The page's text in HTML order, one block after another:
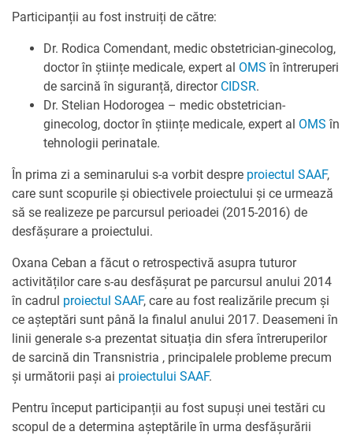
Participanții au fost instruiți de către:
Dr. Rodica Comendant, medic obstetrician-ginecolog,
doctor în științe medicale, expert al OMS în întreruperi
de sarcină în siguranță, director CIDSR.
Dr. Stelian Hodorogea – medic obstetrician-
ginecolog, doctor în științe medicale, expert al OMS în
tehnologii perinatale.
În prima zi a seminarului s-a vorbit despre proiectul SAAF,
care sunt scopurile și obiectivele proiectului și ce urmează
să se realizeze pe parcursul perioadei (2015-2016) de
desfășurare a proiectului.
Oxana Ceban a făcut o retrospectivă asupra tuturor
activităților care s-au desfășurat pe parcursul anului 2014
în cadrul proiectul SAAF, care au fost realizările precum și
ce așteptări sunt până la finalul anului 2017. Deasemeni în
linii generale s-a prezentat situația din sfera întreruperilor
de sarcină din Transnistria , principalele probleme precum
și următorii pași ai proiectului SAAF.
Pentru început participanții au fost supuși unei testări cu
scopul de a determina așteptările în urma desfășurării